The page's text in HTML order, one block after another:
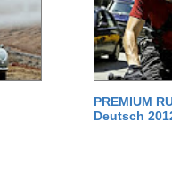
PREMIUM
Deutsch